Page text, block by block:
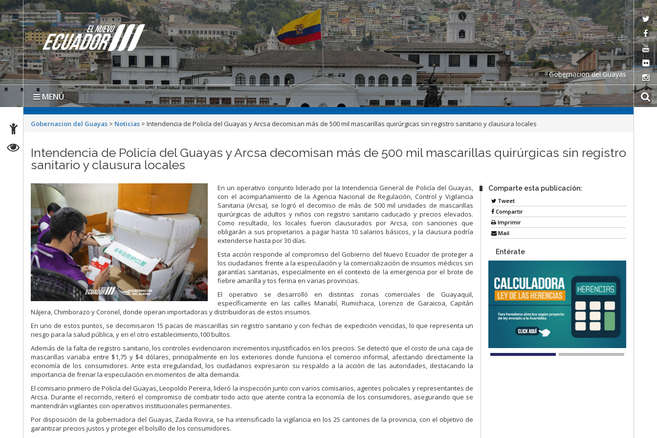
Gobernacion del Guayas
MENÚ
Gobernacion del Guayas > Noticias >Intendencia de Policía del Guayas y Arcsa decomisan más de 500 mil mascarillas quirúrgicas sin registro sanitario y clausura locales
Intendencia de Policía del Guayas y Arcsa decomisan más de 500 mil mascarillas quirúrgicas sin registro
sanitario y clausura locales
En un operativo conjunto liderado por la Intendencia General de Policía del Guayas,
con el acompañamiento de la Agencia Nacional de Regulación, Control y Vigilancia
Sanitaria (Arcsa), se logró el decomiso de más de 500 mil unidades de mascarillas
quirúrgicas de adultos y niños con registro sanitario caducado y precios elevados.
Como resultado, los locales fueron clausurados por Arcsa, con sanciones que
obligarán a sus propietarios a pagar hasta 10 salarios básicos, y la clausura podría
extenderse hasta por 30 días.
Esta acción responde al compromiso del Gobierno del Nuevo Ecuador de proteger a
los ciudadanos frente a la especulación y la comercialización de insumos médicos sin
garantías sanitarias, especialmente en el contexto de la emergencia por el brote de
fiebre amarilla y tos ferina en varias provincias.
El operativo se desarrolló en distintas zonas comerciales de Guayaquil,
específicamente en las calles Manabí, Rumichaca, Lorenzo de Garaicoa, Capitán
Nájera, Chimborazo y Coronel, donde operan importadoras y distribuidoras de estos insumos.
En uno de estos puntos, se decomisaron 15 pacas de mascarillas sin registro sanitario y con fechas de expedición vencidas, lo que representa un
riesgo para la salud pública, y en el otro establecimiento,100 bultos.
Además de la falta de registro sanitario, los controles evidenciaron incrementos injustificados en los precios. Se detectó que el costo de una caja de
mascarillas variaba entre $1,75 y $4 dólares, principalmente en los exteriores donde funciona el comercio informal, afectando directamente la
economía de los consumidores. Ante esta irregularidad, los ciudadanos expresaron su respaldo a la acción de las autoridades, destacando la
importancia de frenar la especulación en momentos de alta demanda.
El comisario primero de Policía del Guayas, Leopoldo Pereira, lideró la inspección junto con varios comisarios, agentes policiales y representantes de
Arcsa. Durante el recorrido, reiteró el compromiso de combatir todo acto que atente contra la economía de los consumidores, asegurando que se
mantendrán vigilantes con operativos institucionales permanentes.
Por disposición de la gobernadora del Guayas, Zaida Rovira, se ha intensificado la vigilancia en los 25 cantones de la provincia, con el objetivo de
garantizar precios justos y proteger el bolsillo de los consumidores.
Comparte esta publicación:
Tweet
Compartir
Imprimir
Mail
Entérate